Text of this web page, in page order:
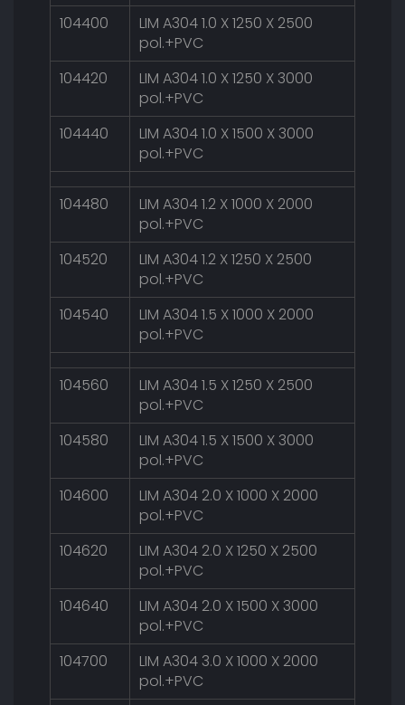
104400
LIM A304 1.0 X 1250 X 2500
pol.+PVC
104420
LIM A304 1.0 X 1250 X 3000
pol.+PVC
104440
LIM A304 1.0 X 1500 X 3000
pol.+PVC
104480
LIM A304 1.2 X 1000 X 2000
pol.+PVC
104520
LIM A304 1.2 X 1250 X 2500
pol.+PVC
104540
LIM A304 1.5 X 1000 X 2000
pol.+PVC
104560
LIM A304 1.5 X 1250 X 2500
pol.+PVC
104580
LIM A304 1.5 X 1500 X 3000
pol.+PVC
104600
LIM A304 2.0 X 1000 X 2000
pol.+PVC
104620
LIM A304 2.0 X 1250 X 2500
pol.+PVC
104640
LIM A304 2.0 X 1500 X 3000
pol.+PVC
104700
LIM A304 3.0 X 1000 X 2000
pol.+PVC